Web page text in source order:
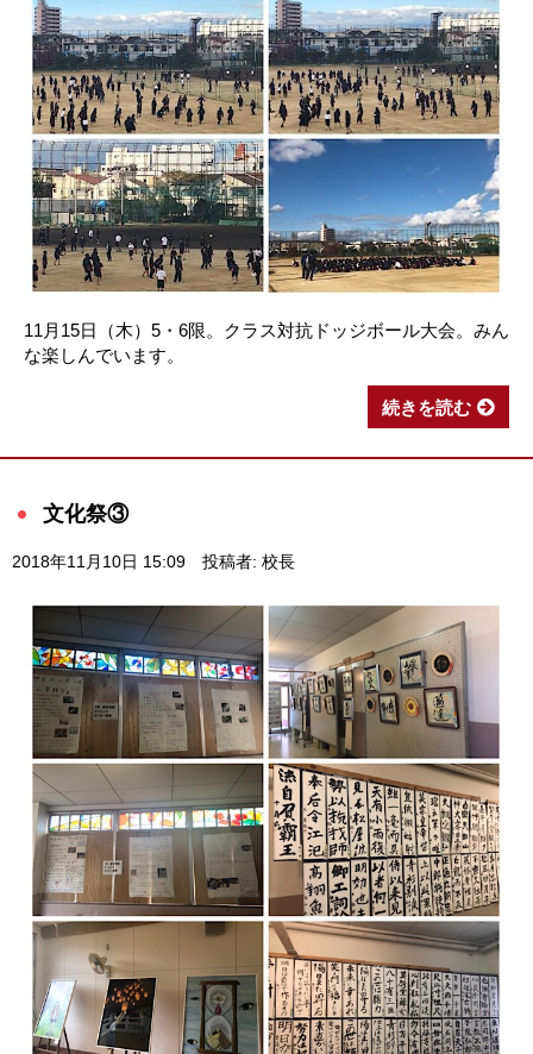
11月15日（木）5・6限。クラス対抗ドッジボール大会。みん
な楽しんでいます。
続きを読む
文化祭③
2018年11月10日 15:09 投稿者: 校長